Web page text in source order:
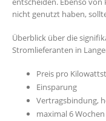
nicht genutzt haben,
Überblick über die
Stromlieferanten in
Preis pro
Einsparung
Vertragsbindung,
maximal 6